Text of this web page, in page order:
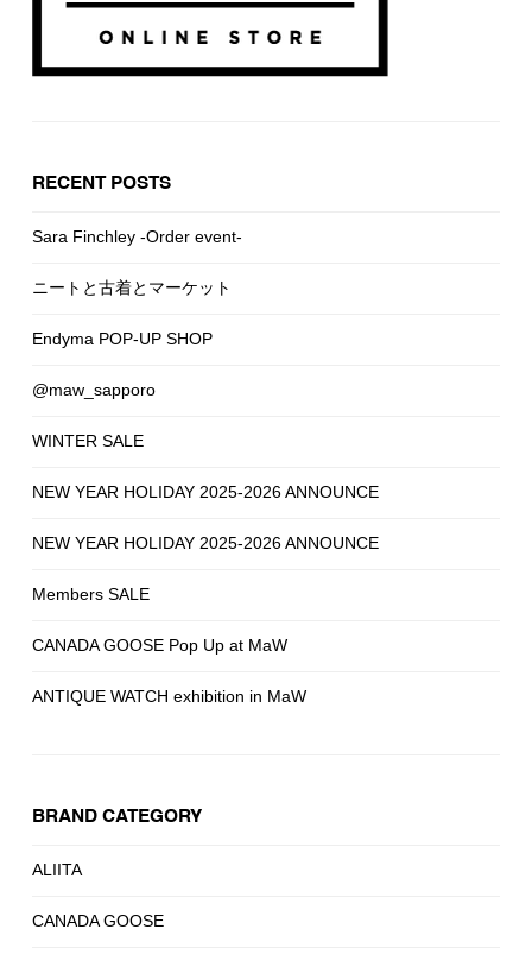
RECENT POSTS
Sara Finchley -Order event-
ニートと古着とマーケット
Endyma POP-UP SHOP
@maw_sapporo
WINTER SALE
NEW YEAR HOLIDAY 2025-2026 ANNOUNCE
NEW YEAR HOLIDAY 2025-2026 ANNOUNCE
Members SALE
CANADA GOOSE Pop Up at MaW
ANTIQUE WATCH exhibition in MaW
BRAND CATEGORY
ALIITA
CANADA GOOSE